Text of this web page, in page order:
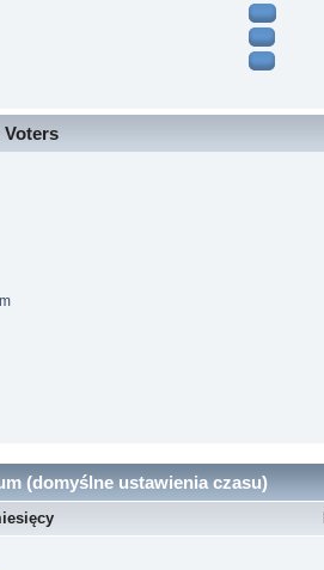
Voters
(domyślne ustawienia czasu)